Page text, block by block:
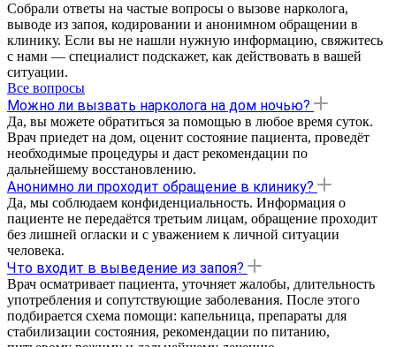
Собрали ответы на частые вопросы о вызове нарколога,
выводе из запоя, кодировании и анонимном обращении в
клинику. Если вы не нашли нужную информацию, свяжитесь
с нами — специалист подскажет, как действовать в вашей
ситуации.
Все вопросы
Можно ли вызвать нарколога на дом ночью?
Да, вы можете обратиться за помощью в любое время суток.
Врач приедет на дом, оценит состояние пациента, проведёт
необходимые процедуры и даст рекомендации по
дальнейшему восстановлению.
Анонимно ли проходит обращение в клинику?
Да, мы соблюдаем конфиденциальность. Информация о
пациенте не передаётся третьим лицам, обращение проходит
без лишней огласки и с уважением к личной ситуации
человека.
Что входит в выведение из запоя?
Врач осматривает пациента, уточняет жалобы, длительность
употребления и сопутствующие заболевания. После этого
подбирается схема помощи: капельница, препараты для
стабилизации состояния, рекомендации по питанию,